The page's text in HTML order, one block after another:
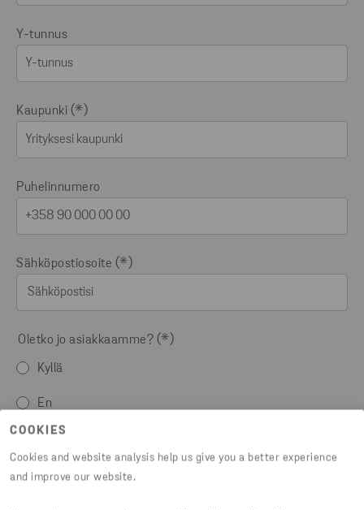
COOKIES
Cookies and website analysis help us give you a better experience
and improve our website.
Y-tunnus
Kaupunki
Puhelinnumero
Sähköpostiosoite
Oletko jo asiakkaamme?
Kyllä
En